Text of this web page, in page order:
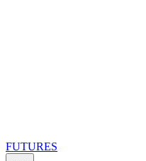
FUTURES